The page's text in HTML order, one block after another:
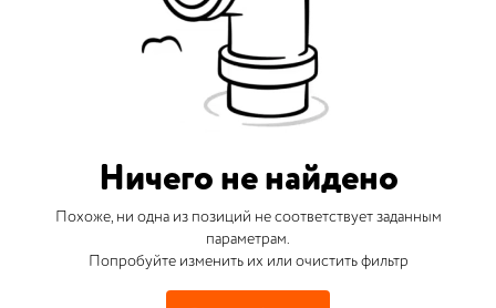
Ничего не найдено
Похоже, ни одна из позиций не соответствует заданным
параметрам.
Попробуйте изменить их или очистить фильтр